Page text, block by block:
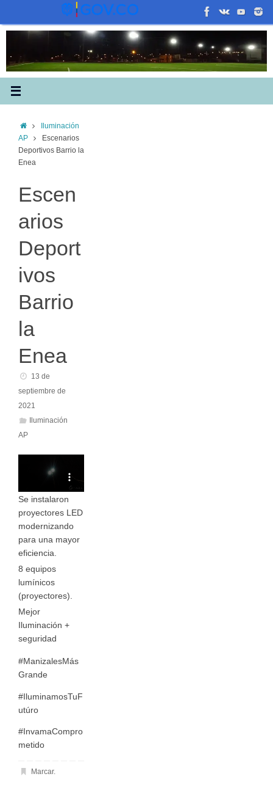
contenido
InicioIluminación
AP
Escenarios
Deportivos Barrio la
Enea
Escen
arios
Deport
ivos
Barrio
la
Enea
13 de
septiembre de
2021
Iluminación
AP
Se instalaron
proyectores LED
modernizando
para una mayor
eficiencia.
8 equipos
lumínicos
(proyectores).
Mejor
Iluminación +
seguridad
#ManizalesMás
Grande
#IluminamosTuF
utúro
#InvamaCompro
metido
Marcar.